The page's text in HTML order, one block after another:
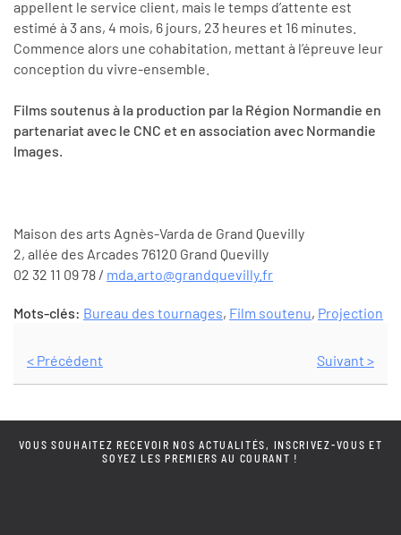
appellent le service client, mais le temps d’attente est
estimé à 3 ans, 4 mois, 6 jours, 23 heures et 16 minutes.
Commence alors une cohabitation, mettant à l’épreuve leur
conception du vivre-ensemble.
Films soutenus à la production par la Région Normandie en
partenariat avec le CNC et en association avec Normandie
Images.
Maison des arts Agnès-Varda de Grand Quevilly
2, allée des Arcades 76120 Grand Quevilly
02 32 11 09 78 / mda.arto@grandquevilly.fr
Mots-clés: Bureau des tournages, Film soutenu, Projection
< Précédent Suivant >
VOUS SOUHAITEZ RECEVOIR NOS ACTUALITÉS, INSCRIVEZ-VOUS ET
SOYEZ LES PREMIERS AU COURANT !